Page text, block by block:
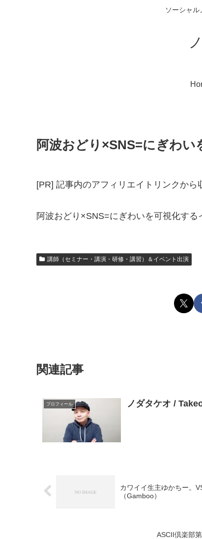
ソーシャ
阿波おどり×SNS=にぎわ
[PR] 記事内のアフィリエイトリンクから
阿波おどり×SNS=にぎわいを可視化す
講師（セミナー・講演・研修・講習）＆イベント出演
関連記事
プロフィール ノダタケオ /
カワイイ生主ゆかちー。
（Gamboo）
ASCII倶楽部